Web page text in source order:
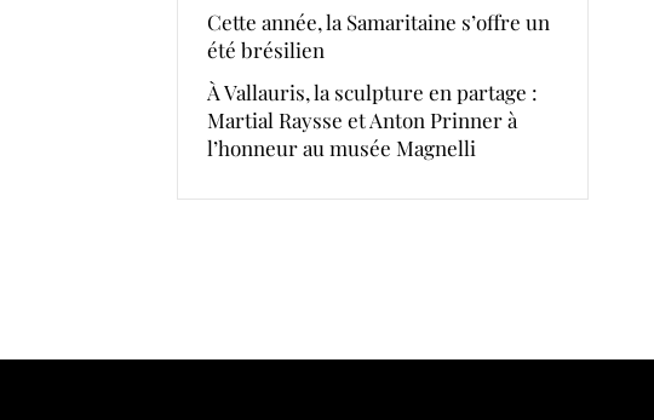
Cette année, la Samaritaine s’offre un
été brésilien
À Vallauris, la sculpture en partage :
Martial Raysse et Anton Prinner à
l’honneur au musée Magnelli